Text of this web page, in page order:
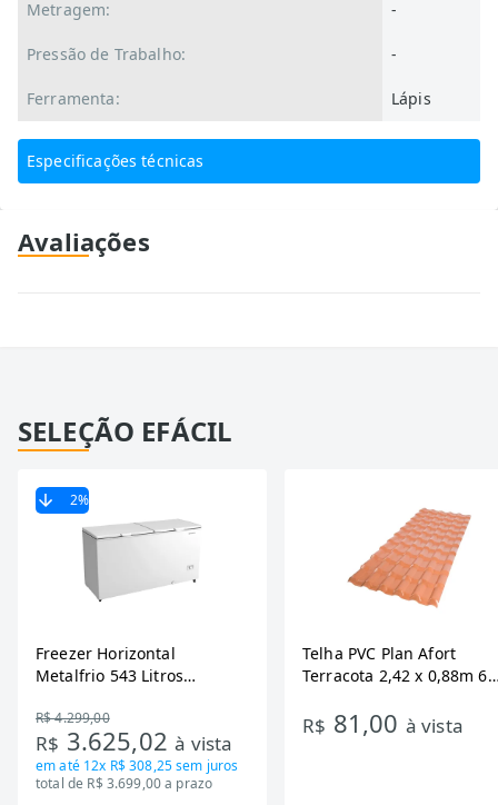
Metragem: -
Pressão de Trabalho: -
Ferramenta: Lápis
Especificações técnicas
Avaliações
SELEÇÃO EFÁCIL
2%
Freezer Horizontal
Metalfrio 543 Litros
Tecnologia Inverter, Branco,
Bivolt
R$ 4.299,00
R$ 3.625,02à vista
em até 12x R$ 308,25sem juros
total de R$ 3.699,00 a prazo
Telha PVC Plan Afort
Terracota 2,42 x 0,88m 6
R$ 81,00 à vista